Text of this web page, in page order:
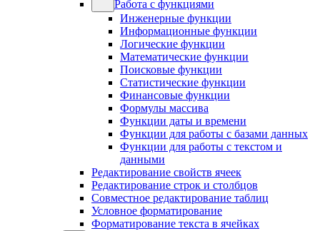
Работа с функциями
Инженерные функции
Информационные функции
Логические функции
Математические функции
Поисковые функции
Статистические функции
Финансовые функции
Формулы массива
Функции даты и времени
Функции для работы с базами данных
Функции для работы с текстом и
данными
Редактирование свойств ячеек
Редактирование строк и столбцов
Совместное редактирование таблиц
Условное форматирование
Форматирование текста в ячейках